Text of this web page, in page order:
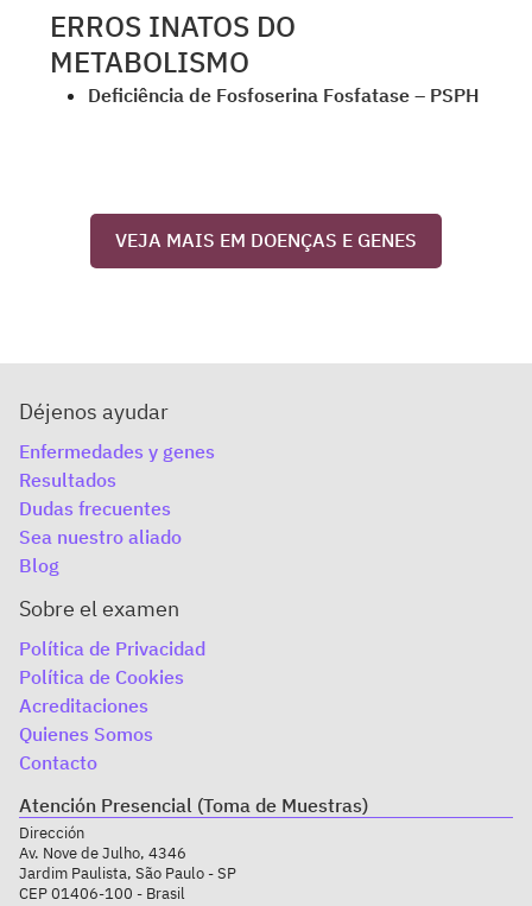
ERROS INATOS DO
METABOLISMO
Deficiência de Fosfoserina Fosfatase – PSPH
VEJA MAIS EM DOENÇAS E GENES
Déjenos ayudar
Enfermedades y genes
Resultados
Dudas frecuentes
Sea nuestro aliado
Blog
Sobre el examen
Política de Privacidad
Política de Cookies
Acreditaciones
Quienes Somos
Contacto
Atención Presencial (Toma de Muestras)
Dirección
Av. Nove de Julho, 4346
Jardim Paulista, São Paulo - SP
CEP 01406-100 - Brasil